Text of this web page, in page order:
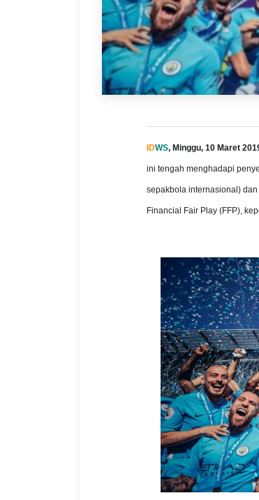
IDWS, Minggu, 10 Maret
ini tengah menghadapi
sepakbola internasional)
Financial Fair Play (FFP),